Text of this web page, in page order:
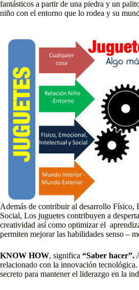
fantásticos a partir de una piedra y un
niño con el entorno que lo rodea y su
Además de contribuir al desarrollo Físico,
Social, Los juguetes contribuyen a
creatividad así como optimizar el
permiten mejorar las habilidades senso –
KNOW HOW, significa “Saber hacer”.
relacionado con la innovación tecnológica.
secreto para mantener el liderazgo en la